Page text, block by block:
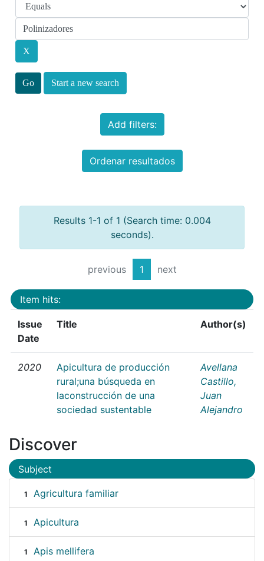
Start a new search
Add filters:
Ordenar resultados
Results 1-1 of 1 (Search time: 0.004
seconds).
previous 1 next
Item hits:
Issue
Date
Title Author(s)
2020
Apicultura de producción
rural;una búsqueda en
laconstrucción de una
sociedad sustentable
Avellana
Castillo,
Juan
Alejandro
Discover
Subject
1 Agricultura familiar
1 Apicultura
1 Apis mellifera